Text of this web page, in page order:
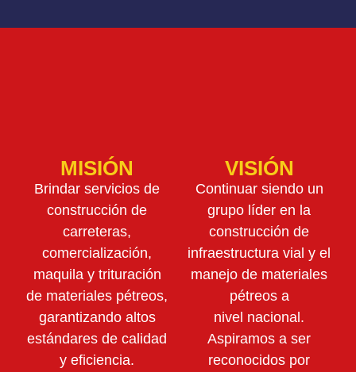
MISIÓN
Brindar servicios de
construcción de
carreteras,
comercialización,
maquila y trituración
de materiales pétreos,
garantizando altos
estándares de calidad
y eficiencia.
VISIÓN
Continuar siendo un
grupo líder en la
construcción de
infraestructura vial y el
manejo de materiales
pétreos a
nivel nacional.
Aspiramos a ser
reconocidos por